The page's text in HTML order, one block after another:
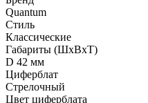
Quantum
Стиль
Классические
Габариты (ШхВхТ)
D 42 мм
Циферблат
Стрелочный
Цвет циферблата